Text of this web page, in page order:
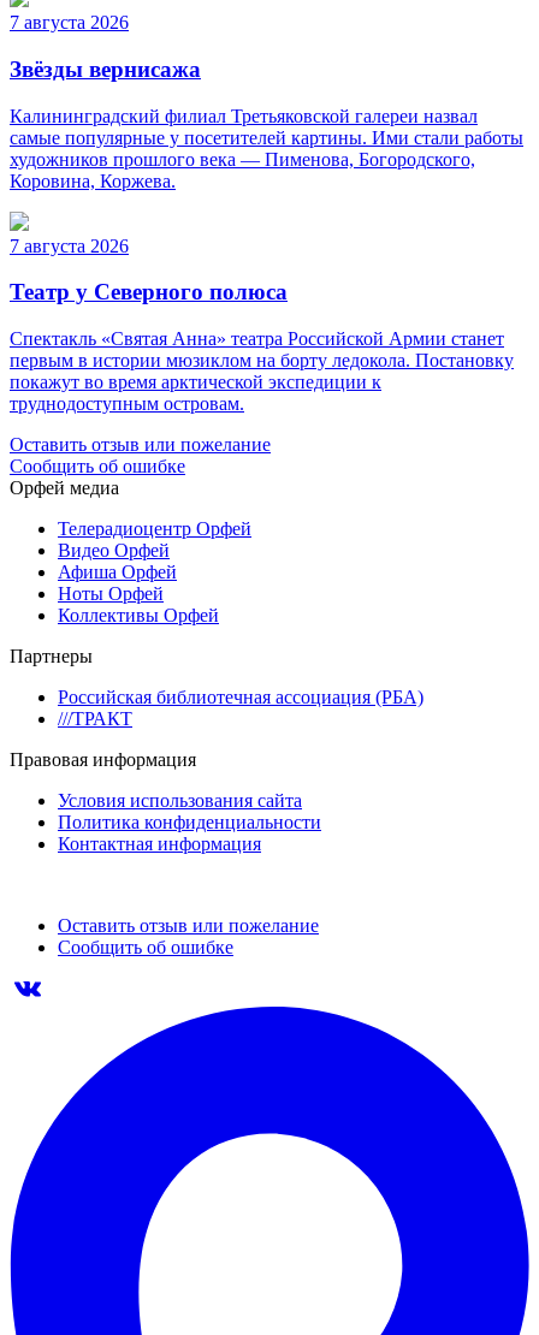
7 августа 2026
Звёзды вернисажа
Калининградский филиал Третьяковской галереи назвал
самые популярные у посетителей картины. Ими стали работы
художников прошлого века — Пименова, Богородского,
Коровина, Коржева.
7 августа 2026
Театр у Северного полюса
Спектакль «Святая Анна» театра Российской Армии станет
первым в истории мюзиклом на борту ледокола. Постановку
покажут во время арктической экспедиции к
труднодоступным островам.
Оставить отзыв или пожелание
Сообщить об ошибке
Орфей медиа
Телерадиоцентр Орфей
Видео Орфей
Афиша Орфей
Ноты Орфей
Коллективы Орфей
Партнеры
Российская библиотечная ассоциация (РБА)
///ТРАКТ
Правовая информация
Условия использования сайта
Политика конфиденциальности
Контактная информация
Оставить отзыв или пожелание
Сообщить об ошибке